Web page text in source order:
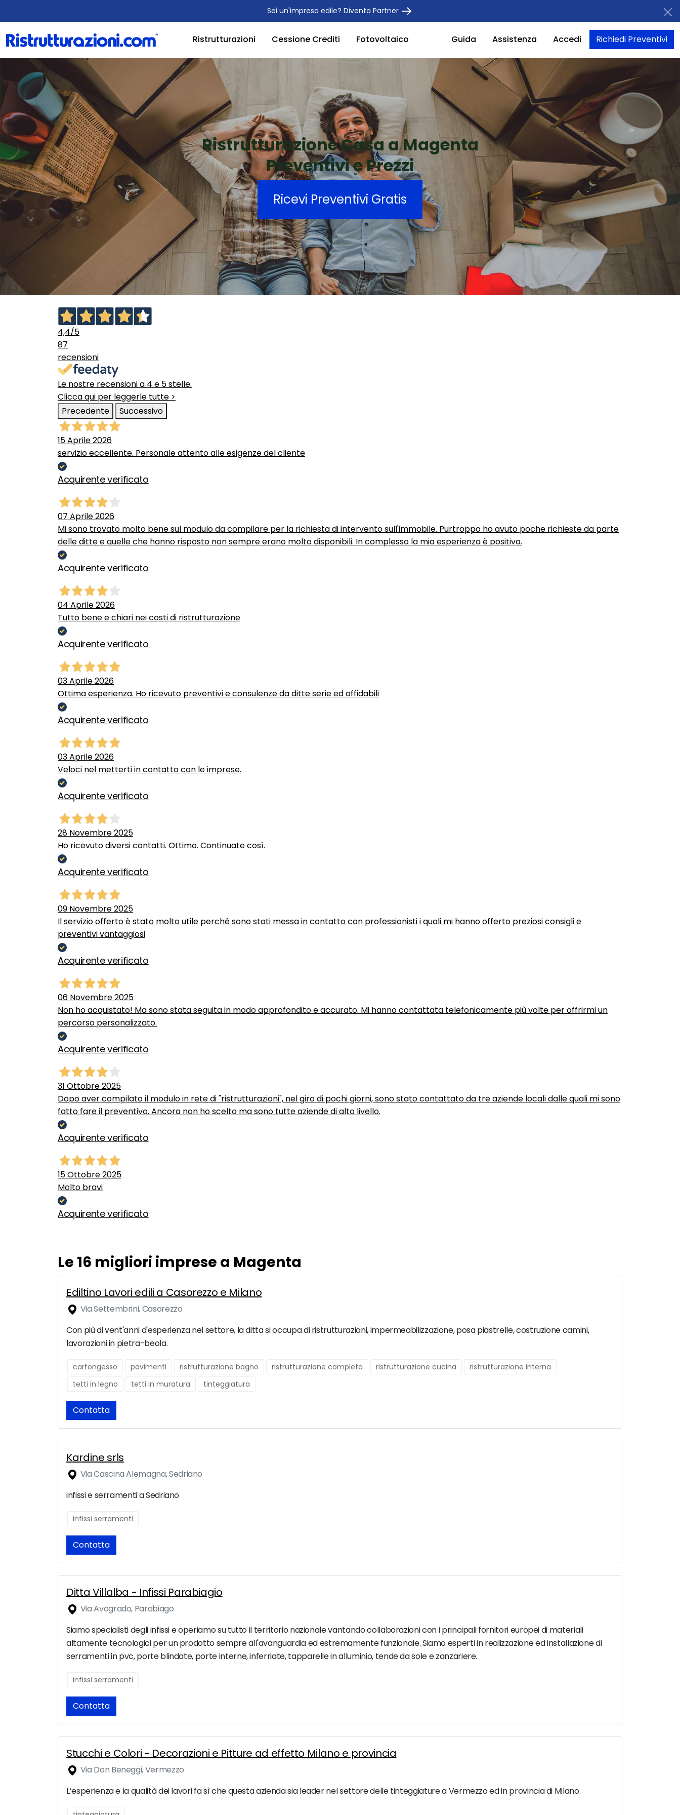
Sei un'impresa edile? Diventa Partner
Ristrutturazioni Cessione Crediti Fotovoltaico Guida Assistenza Accedi Richiedi Preventivi
Ristrutturazione Casa a Magenta
Preventivi e Prezzi
Ricevi Preventivi Gratis
4,4/5
87
recensioni
Le nostre recensioni a 4 e 5 stelle.
Clicca qui per leggerle tutte >
Precedente
Successivo
15 Aprile 2026
servizio eccellente. Personale attento alle esigenze del cliente
Acquirente verificato
07 Aprile 2026
Mi sono trovato molto bene sul modulo da compilare per la richiesta di intervento sull'immobile. Purtroppo ho avuto poche richieste da parte
delle ditte e quelle che hanno risposto non sempre erano molto disponibili. In complesso la mia esperienza è positiva.
Acquirente verificato
04 Aprile 2026
Tutto bene e chiari nei costi di ristrutturazione
Acquirente verificato
03 Aprile 2026
Ottima esperienza. Ho ricevuto preventivi e consulenze da ditte serie ed affidabili
Acquirente verificato
03 Aprile 2026
Veloci nel metterti in contatto con le imprese.
Acquirente verificato
28 Novembre 2025
Ho ricevuto diversi contatti. Ottimo. Continuate così.
Acquirente verificato
09 Novembre 2025
Il servizio offerto è stato molto utile perché sono stati messa in contatto con professionisti i quali mi hanno offerto preziosi consigli e
preventivi vantaggiosi
Acquirente verificato
06 Novembre 2025
Non ho acquistato! Ma sono stata seguita in modo approfondito e accurato. Mi hanno contattata telefonicamente più volte per offrirmi un
percorso personalizzato.
Acquirente verificato
31 Ottobre 2025
Dopo aver compilato il modulo in rete di "ristrutturazioni", nel giro di pochi giorni, sono stato contattato da tre aziende locali dalle quali mi sono
fatto fare il preventivo. Ancora non ho scelto ma sono tutte aziende di alto livello.
Acquirente verificato
15 Ottobre 2025
Molto bravi
Acquirente verificato
Le 16 migliori imprese a Magenta
Ediltino Lavori edili a Casorezzo e Milano
Via Settembrini, Casorezzo
Con più di vent'anni d'esperienza nel settore, la ditta si occupa di ristrutturazioni, impermeabilizzazione, posa piastrelle, costruzione camini,
lavorazioni in pietra-beola.
cartongesso pavimenti ristrutturazione bagno ristrutturazione completa ristrutturazione cucina
ristrutturazione interna
tetti in legno
tetti in muratura tinteggiatura
Contatta
Kardine srls
Via Cascina Alemagna, Sedriano
infissi e serramenti a Sedriano
infissi serramenti
Contatta
Ditta Villalba - Infissi Parabiagio
Via Avogrado, Parabiago
Siamo specialisti degli infissi e operiamo su tutto il territorio nazionale vantando collaborazioni con i principali fornitori europei di materiali
altamente tecnologici per un prodotto sempre all'avanguardia ed estremamente funzionale. Siamo esperti in realizzazione ed installazione di
serramenti in pvc, porte blindate, porte interne, inferriate, tapparelle in alluminio, tende da sole e zanzariere.
infissi serramenti
Contatta
Stucchi e Colori - Decorazioni e Pitture ad effetto Milano e provincia
Via Don Beneggi, Vermezzo
L’esperienza e la qualità dei lavori fa sì che questa azienda sia leader nel settore delle tinteggiature a Vermezzo ed in provincia di Milano.